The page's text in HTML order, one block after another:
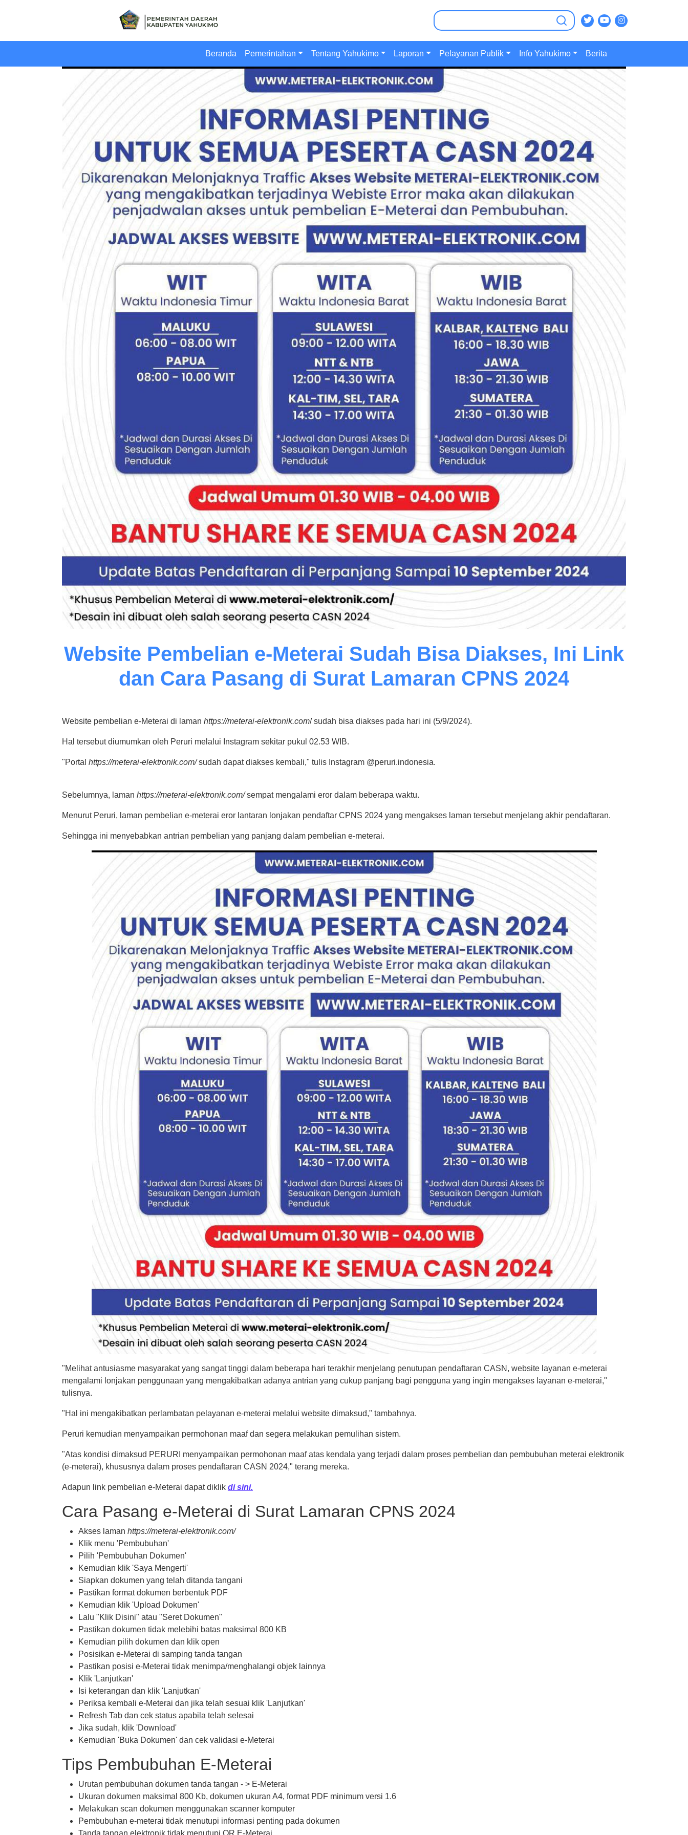
Pencarian :
Beranda Pemerintahan Tentang Yahukimo Laporan Pelayanan Publik Info Yahukimo Berita
Website Pembelian e-Meterai Sudah Bisa Diakses, Ini Link
dan Cara Pasang di Surat Lamaran CPNS 2024
Website pembelian e-Meterai di laman https://meterai-elektronik.com/ sudah bisa diakses pada hari ini (5/9/2024).
Hal tersebut diumumkan oleh Peruri melalui Instagram sekitar pukul 02.53 WIB.
"Portal https://meterai-elektronik.com/sudah dapat diakses kembali," tulis Instagram @peruri.indonesia.
Sebelumnya, laman https://meterai-elektronik.com/sempat mengalami eror dalam beberapa waktu.
Menurut Peruri, laman pembelian e-meterai eror lantaran lonjakan pendaftar CPNS 2024 yang mengakses laman tersebut menjelang akhir pendaftaran.
Sehingga ini menyebabkan antrian pembelian yang panjang dalam pembelian e-meterai.
"Melihat antusiasme masyarakat yang sangat tinggi dalam beberapa hari terakhir menjelang penutupan pendaftaran CASN, website layanan e-meterai
mengalami lonjakan penggunaan yang mengakibatkan adanya antrian yang cukup panjang bagi pengguna yang ingin mengakses layanan e-meterai,"
tulisnya.
"Hal ini mengakibatkan perlambatan pelayanan e-meterai melalui website dimaksud," tambahnya.
Peruri kemudian menyampaikan permohonan maaf dan segera melakukan pemulihan sistem.
"Atas kondisi dimaksud PERURI menyampaikan permohonan maaf atas kendala yang terjadi dalam proses pembelian dan pembubuhan meterai elektronik
(e-meterai), khususnya dalam proses pendaftaran CASN 2024," terang mereka.
Adapun link pembelian e-Meterai dapat diklik di sini.
Cara Pasang e-Meterai di Surat Lamaran CPNS 2024
Akses laman https://meterai-elektronik.com/
Klik menu 'Pembubuhan'
Pilih 'Pembubuhan Dokumen'
Kemudian klik 'Saya Mengerti'
Siapkan dokumen yang telah ditanda tangani
Pastikan format dokumen berbentuk PDF
Kemudian klik 'Upload Dokumen'
Lalu "Klik Disini" atau "Seret Dokumen"
Pastikan dokumen tidak melebihi batas maksimal 800 KB
Kemudian pilih dokumen dan klik open
Posisikan e-Meterai di samping tanda tangan
Pastikan posisi e-Meterai tidak menimpa/menghalangi objek lainnya
Klik 'Lanjutkan'
Isi keterangan dan klik 'Lanjutkan'
Periksa kembali e-Meterai dan jika telah sesuai klik 'Lanjutkan'
Refresh Tab dan cek status apabila telah selesai
Jika sudah, klik 'Download'
Kemudian 'Buka Dokumen' dan cek validasi e-Meterai
Tips Pembubuhan E-Meterai
Urutan pembubuhan dokumen tanda tangan - > E-Meterai
Ukuran dokumen maksimal 800 Kb, dokumen ukuran A4, format PDF minimum versi 1.6
Melakukan scan dokumen menggunakan scanner komputer
Pembubuhan e-meterai tidak menutupi informasi penting pada dokumen